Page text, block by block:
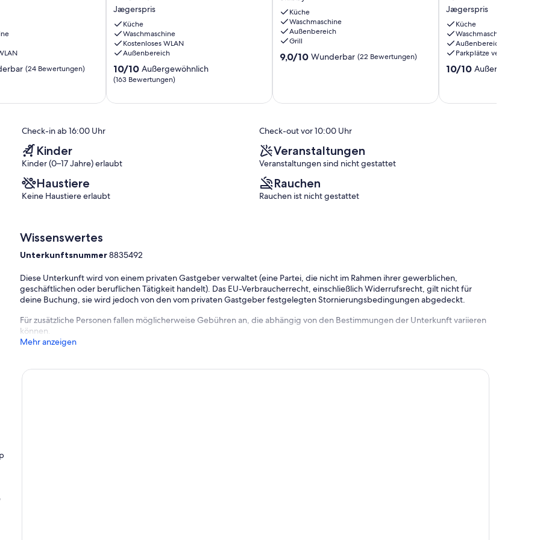
und ansonsten ein perfektes Urlaubsgebiet in der
und Ambiente als Urlaubsgebiet. Sehr nah an Roskilde
ein paar hundert Metern.
nach Roskilde.
(24 Bewertungen)
Ferienhaus
in
Jægerspris
Jægerspris
Jægerspris
Küche
Waschmaschine
Kostenloses WLAN
Außenbereich
10.0
von
10/10 Außergewöhnlich
(163 Bewertungen)
Ferienhaus
in
Skibby
Skibby
Küche
Waschmaschine
Außenbereich
Grill
9.0
9,0/10 Wunderbar (22 Bewertungen)
600m
to
the
fjord
by
Interhome
Jægerspris
Jægerspris
Küche
Waschmaschine
Außenbereich
Parkplätze verfügbar
10.0
10/10
Check-in ab 16:00 Uhr Check-out vor 10:00 Uhr
Kinder
Kinder (0–17 Jahre) erlaubt
Veranstaltungen
Veranstaltungen sind nicht gestattet
Haustiere
Keine Haustiere erlaubt
Rauchen
Rauchen ist nicht gestattet
Wissenswertes
Unterkunftsnummer8835492
Diese Unterkunft wird von einem privaten Gastgeber verwaltet (eine Partei, die nicht im Rahmen ihrer gewerblichen,
geschäftlichen oder beruflichen Tätigkeit handelt). Das EU-Verbraucherrecht, einschließlich Widerrufsrecht, gilt nicht für
deine Buchung, sie wird jedoch von den vom privaten Gastgeber festgelegten Stornierungsbedingungen abgedeckt.
Für zusätzliche Personen fallen möglicherweise Gebühren an, die abhängig von den Bestimmungen der Unterkunft variieren
können.
Mehr anzeigen